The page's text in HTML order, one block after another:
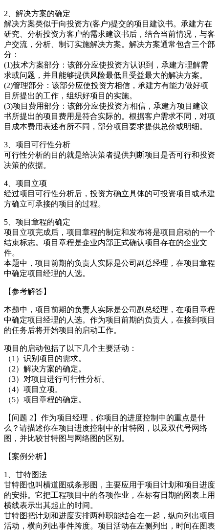
2、解决方案的确定
解决方案类似于向投资方(客户)提交的项目建议书。承建方在
研究、分析投资方客户的需求建议书后，结合当前情况，与客
户交流，分析、制订实施解决方案。解决方案通常包含三个部
分：
(1)技术方案部分：该部分应使投资方认识到，承建方理解需
求或问题，并且能够提供风险最低且受益最大的解决方案。
(2)管理部分：该部分应使投资方相信，承建方有能力做好项
目所提出的工作，组织好项目的实施。
(3)项目费用部分：该部分应使投资方相信，承建方项目建议
书所提出的项目费用是符合实际的。根据客户需求不同，对项
目成本费用表述有所不同，部分项目要求提供总价或明细。
3、项目可行性分析
可行性分析的目的就是给决策者提供判断项目是否可行和投资
决策的依据。
4、项目立项
经过项目可行性分析后，投资方确立具体的可投资项目或承建
方确立可承接的项目的过程。
5、项目章程的确定
项目立项完成后，项目章程的制定和发布将是项目启动的一个
结束标志。项目章程是企业内部正式确认项目存在的企业文
件。
本题中，项目前期的负责人实际是公司副总经理，在项目章程
中确定项目经理的人选。
【参考解答】
本题中，项目前期的负责人实际是公司副总经理，在项目章程
中确定项目经理的人选。作为项目前期的负责人，在接到项目
的任务后将开始项目的启动工作。
项目的启动包括了以下几个主要活动：
（1）识别项目的需求。
（2）解决方案的确定。
（3）对项目进行可行性分析。
（4）项目立项。
（5）项目章程的确定。
【问题 2】作为项目经理，你项目的进度控制中的重点是什
么？请描述你在项目进度控制中的甘特图，以及双代号网络
图，并比较甘特图与网络图的区别。
【案例分析】
1、甘特图法
甘特图也叫横道图或条形图，主要应用于项目计划和项目进度
的安排。它把工程项目中的各项作业，在标有日期的图表上用
横线表示出其起止的时间。
甘特图把计划和进度安排两种职能结合在一起，纵向列出项目
活动，横向列出事件跨度。项目活动在左侧列出，时间在图表